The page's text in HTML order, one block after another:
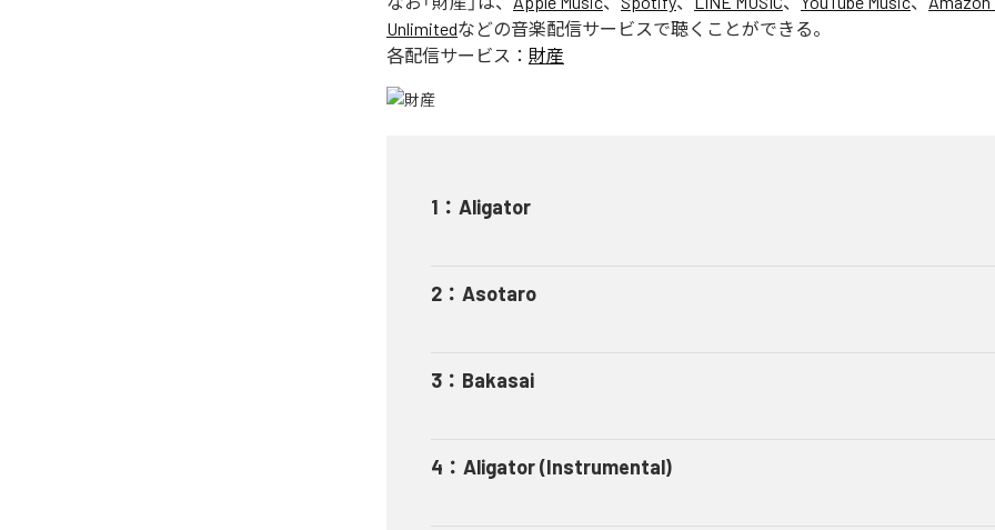
Unlimitedなどの音楽配信サービスで聴くことができる。
各配信サービス： 財産
1 ： Aligator
2 ： Asotaro
3 ： Bakasai
4 ： Aligator (Instrumental)